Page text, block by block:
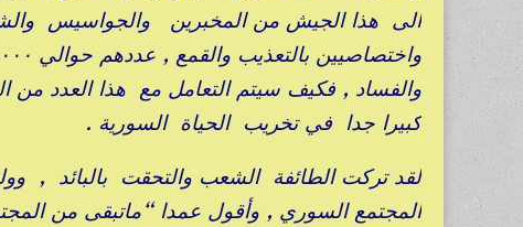
الى هذا الجيش من المخبرين والجواسيس
والفساد , فكيف سيتم التعامل مع هذا العدد من
كبيرا جدا في تخريب الحياة السورية .
لقد تركت الطائفة الشعب والتحقت بالبائد ,
المجتمع السوري , وأقول عمدا “ماتبقى من